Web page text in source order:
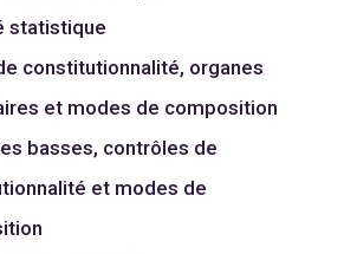
statistique
constitutionnalité, organes
et modes de composition
basses, contrôles de
et modes de